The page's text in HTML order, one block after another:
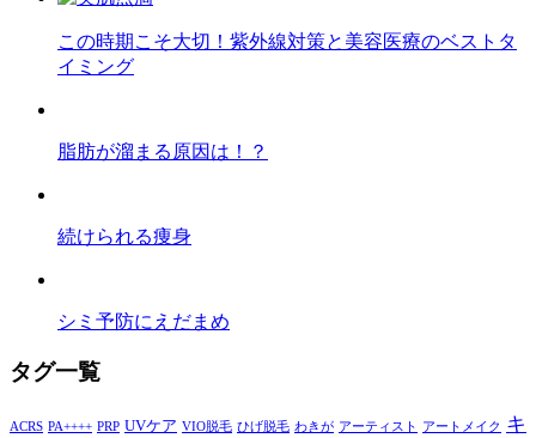
この時期こそ大切！紫外線対策と美容医療のベストタ
イミング
脂肪が溜まる原因は！？
続けられる痩身
シミ予防にえだまめ
タグ一覧
ACRS PA++++ PRP UVケア VIO脱毛 ひげ脱毛 わきが アーティスト アートメイク
キ